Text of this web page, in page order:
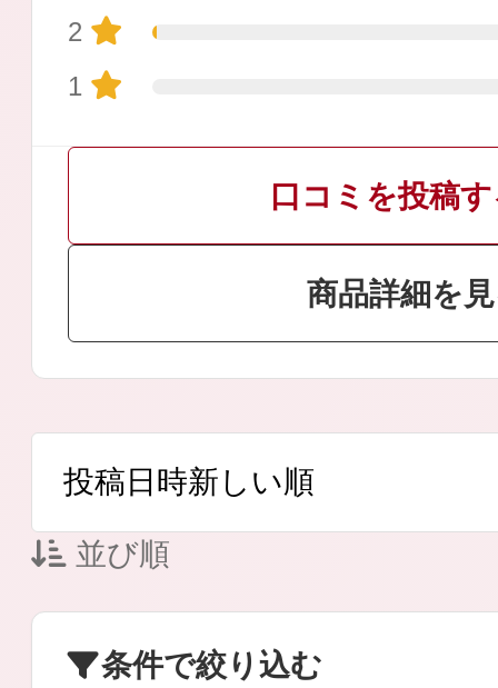
クレンズオイル
ボディケア
2
1
商品詳細を
口コミを投稿
並び順
条件で絞り込む